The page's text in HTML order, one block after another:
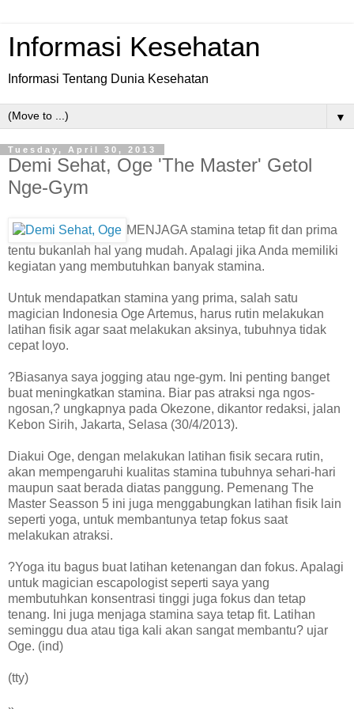
Informasi Kesehatan
Informasi Tentang Dunia Kesehatan
▼
Tuesday, April 30, 2013
Demi Sehat, Oge 'The Master' Getol
Nge-Gym
MENJAGA stamina tetap fit dan prima
tentu bukanlah hal yang mudah. Apalagi jika Anda memiliki
kegiatan yang membutuhkan banyak stamina.
Untuk mendapatkan stamina yang prima, salah satu
magician Indonesia Oge Artemus, harus rutin melakukan
latihan fisik agar saat melakukan aksinya, tubuhnya tidak
cepat loyo.
?Biasanya saya jogging atau nge-gym. Ini penting banget
buat meningkatkan stamina. Biar pas atraksi nga ngos-
ngosan,? ungkapnya pada Okezone, dikantor redaksi, jalan
Kebon Sirih, Jakarta, Selasa (30/4/2013).
Diakui Oge, dengan melakukan latihan fisik secara rutin,
akan mempengaruhi kualitas stamina tubuhnya sehari-hari
maupun saat berada diatas panggung. Pemenang The
Master Seasson 5 ini juga menggabungkan latihan fisik lain
seperti yoga, untuk membantunya tetap fokus saat
melakukan atraksi.
?Yoga itu bagus buat latihan ketenangan dan fokus. Apalagi
untuk magician escapologist seperti saya yang
membutuhkan konsentrasi tinggi juga fokus dan tetap
tenang. Ini juga menjaga stamina saya tetap fit. Latihan
seminggu dua atau tiga kali akan sangat membantu? ujar
Oge. (ind)
(tty)